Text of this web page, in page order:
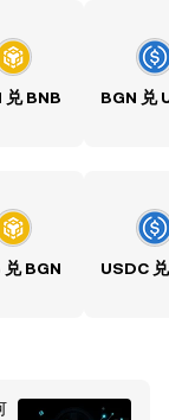
兑 BNB BGN 兑
兑 BGN USDC